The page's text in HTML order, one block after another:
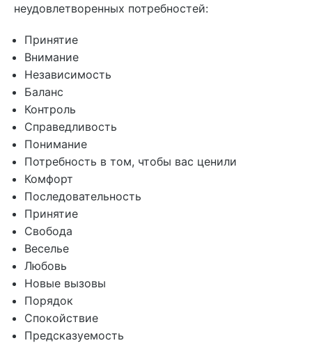
неудовлетворенных потребностей:
Принятие
Внимание
Независимость
Баланс
Контроль
Справедливость
Понимание
Потребность в том, чтобы вас ценили
Комфорт
Последовательность
Принятие
Свобода
Веселье
Любовь
Новые вызовы
Порядок
Спокойствие
Предсказуемость